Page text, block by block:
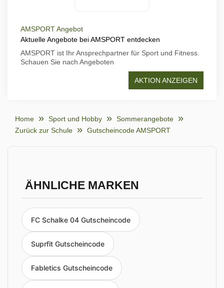
AMSPORT Angebot
Aktuelle Angebote bei AMSPORT entdecken
AMSPORT ist Ihr Ansprechpartner für Sport und Fitness.
Schauen Sie nach Angeboten
AKTION ANZEIGEN
Home Sport und Hobby
Sommerangebote
Zurück zur Schule
Gutscheincode AMSPORT
ÄHNLICHE MARKEN
FC Schalke 04 Gutscheincode
Suprfit Gutscheincode
Fabletics Gutscheincode